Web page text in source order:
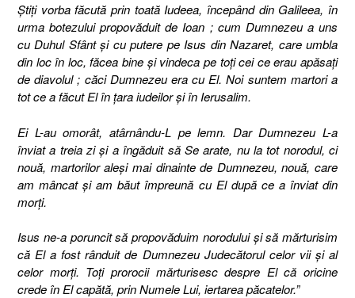
Ştiţi vorba făcută prin toată Iudeea, începând din Galileea, în
urma botezului propovăduit de Ioan ; cum Dumnezeu a uns
cu Duhul Sfânt şi cu putere pe Isus din Nazaret, care umbla
din loc în loc, făcea bine şi vindeca pe toţi cei ce erau apăsaţi
de diavolul ; căci Dumnezeu era cu El. Noi suntem martori a
tot ce a făcut El în ţara iudeilor şi în Ierusalim.
Ei L-au omorât, atârnându-L pe lemn. Dar Dumnezeu L-a
înviat a treia zi şi a îngăduit să Se arate, nu la tot norodul, ci
nouă, martorilor aleşi mai dinainte de Dumnezeu, nouă, care
am mâncat şi am băut împreună cu El după ce a înviat din
morţi.
Isus ne-a poruncit să propovăduim norodului şi să mărturisim
că El a fost rânduit de Dumnezeu Judecătorul celor vii şi al
celor morţi. Toţi prorocii mărturisesc despre El că oricine
crede în El capătă, prin Numele Lui, iertarea păcatelor.”